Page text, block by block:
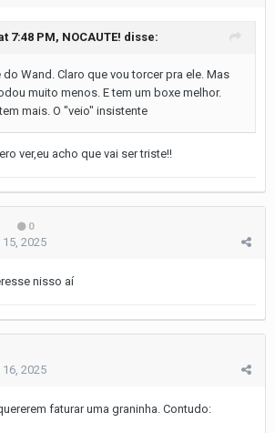
7:48 PM, NOCAUTE! disse:
Wand. Claro que vou torcer pra ele. Mas
muito menos. E tem um boxe melhor.
mais. O "veio" insistente
ver,eu acho que vai ser triste!!
0
2025
nisso aí
2025
faturar uma graninha. Contudo: